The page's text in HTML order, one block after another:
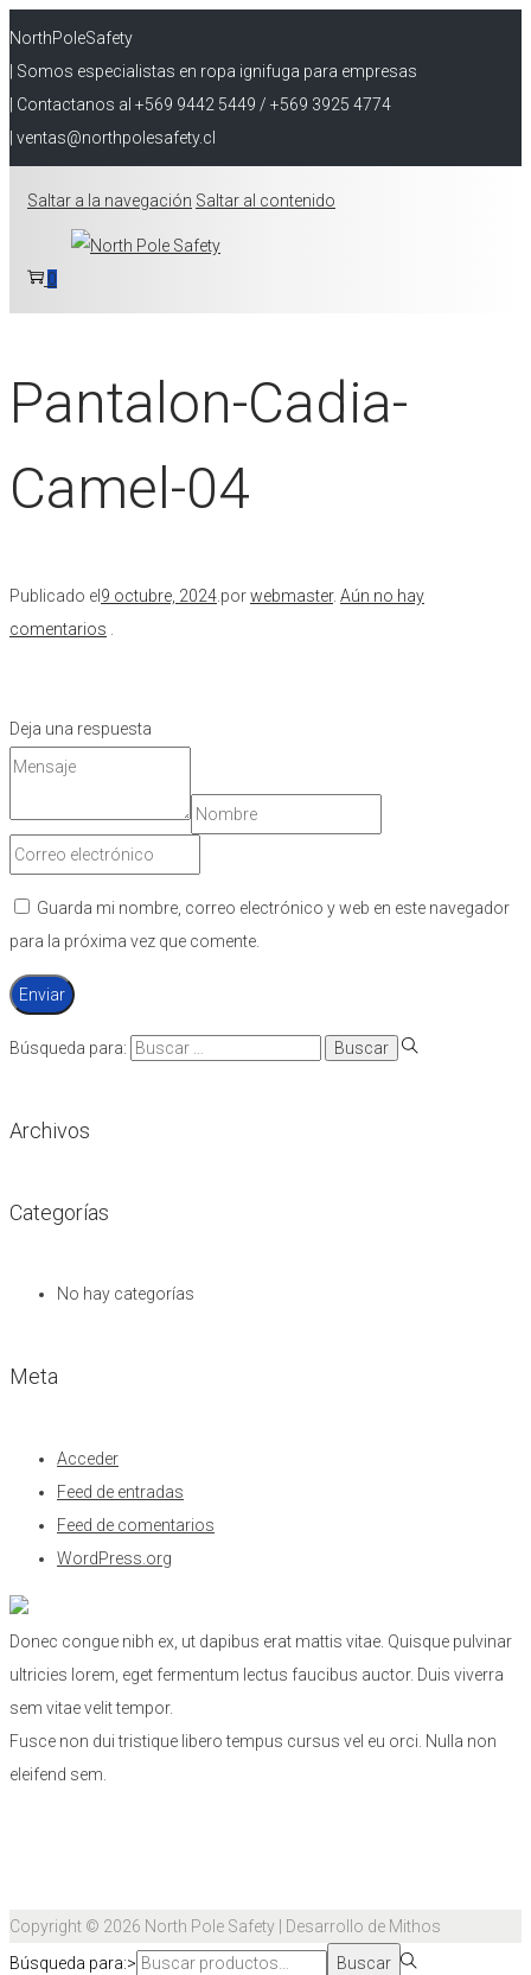
NorthPoleSafety
| Somos especialistas en ropa ignifuga para empresas
| Contactanos al +569 9442 5449 / +569 3925 4774
| ventas@northpolesafety.cl
Saltar a la navegación Saltar al contenido
0
Pantalon-Cadia-
Camel-04
Publicado el 9 octubre, 2024 porwebmaster. Aún no hay
comentarios
Deja una respuesta
Guarda mi nombre, correo electrónico y web en este navegador
para la próxima vez que comente.
Búsqueda para:
Archivos
Categorías
No hay categorías
Meta
Acceder
Feed de entradas
Feed de comentarios
WordPress.org
Donec congue nibh ex, ut dapibus erat mattis vitae. Quisque pulvinar
ultricies lorem, eget fermentum lectus faucibus auctor. Duis viverra
sem vitae velit tempor.
Fusce non dui tristique libero tempus cursus vel eu orci. Nulla non
eleifend sem.
Copyright © 2026 North Pole Safety | Desarrollo de Mithos
Búsqueda para:>
Buscar